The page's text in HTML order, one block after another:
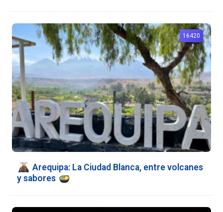
Arequipa: La Ciudad Blanca, entre volcanes
y sabores
16420